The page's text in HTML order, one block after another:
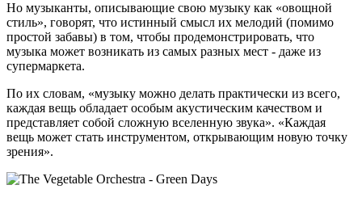
Но музыканты, описывающие свою музыку как «овощной
стиль», говорят, что истинный смысл их мелодий (помимо
простой забавы) в том, чтобы продемонстрировать, что
музыка может возникать из самых разных мест - даже из
супермаркета.
По их словам, «музыку можно делать практически из всего,
каждая вещь обладает особым акустическим качеством и
представляет собой сложную вселенную звука». «Каждая
вещь может стать инструментом, открывающим новую точку
зрения».